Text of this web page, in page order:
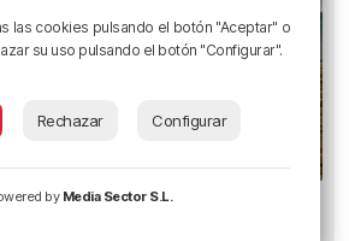
cerrará el día del
las cookies pulsando el botón "Aceptar" o
su uso pulsando el botón "Configurar".
Rechazar Configurar
by Media Sector S.L.